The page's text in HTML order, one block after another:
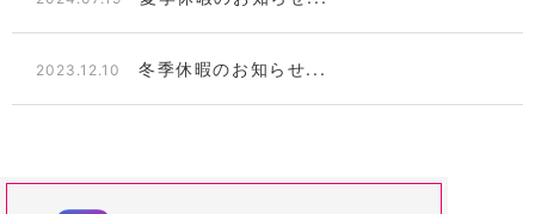
2023.12.10 冬季休暇のお知らせ...